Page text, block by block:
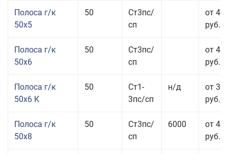
Полоса г/к
50x5
50
Ст3пс/
сп
от 43
руб.
Полоса г/к
50x6
50
Ст3пс/
сп
от 42
руб.
Полоса г/к
50x6 К
50
Ст1-
3пс/сп
н/д
от 35
руб.
Полоса г/к
50x8
50
Ст3пс/
сп
6000
от 45
руб.